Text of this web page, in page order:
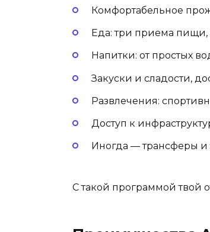
Комфортабельное
Еда: три приема пищи,
Напитки: от простых
Закуски и сладости,
Развлечения:
Доступ к
Иногда — трансферы и
С такой программой твой